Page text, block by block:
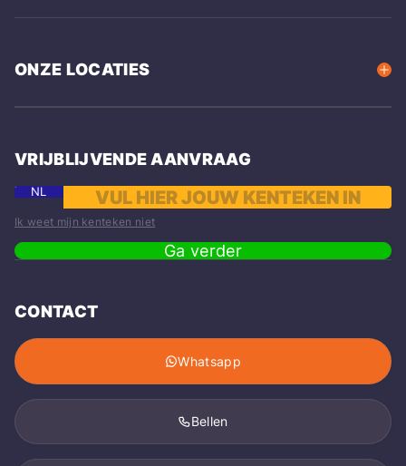
ONZE LOCATIES
VRIJBLIJVENDE AANVRAAG
NL
Ik weet mijn kenteken niet
Ga verder
CONTACT
Whatsapp
Bellen